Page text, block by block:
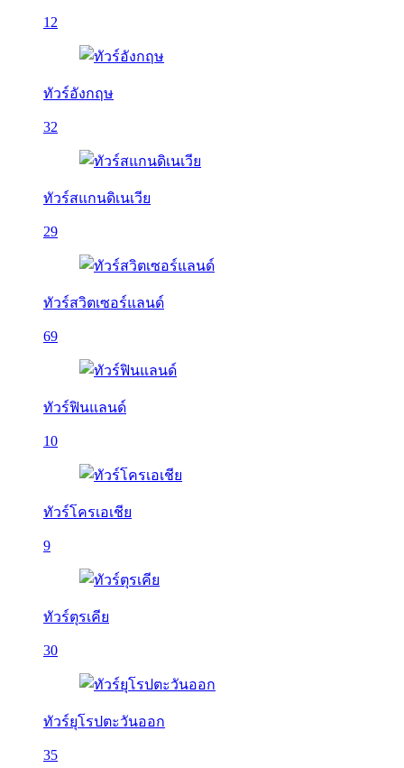
12
ทัวร์อังกฤษ
32
ทัวร์สแกนดิเนเวีย
29
ทัวร์สวิตเซอร์แลนด์
69
ทัวร์ฟินแลนด์
10
ทัวร์โครเอเชีย
9
ทัวร์ตุรเคีย
30
ทัวร์ยุโรปตะวันออก
35